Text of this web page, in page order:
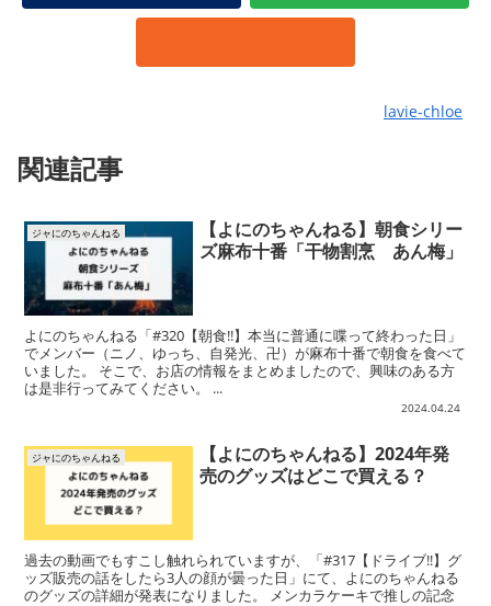
lavie-chloe
関連記事
ジャにのちゃんねる
【よにのちゃんねる】朝食シリー
ズ麻布十番「干物割烹 あん梅」
よにのちゃんねる「#320【朝食!!】本当に普通に喋って終わった日」
でメンバー（ニノ、ゆっち、自発光、卍）が麻布十番で朝食を食べて
いました。 そこで、お店の情報をまとめましたので、興味のある方
は是非行ってみてください。 ...
2024.04.24
ジャにのちゃんねる
【よにのちゃんねる】2024年発
売のグッズはどこで買える？
過去の動画でもすこし触れられていますが、「#317【ドライブ!!】グ
ッズ販売の話をしたら3人の顔が曇った日」にて、よにのちゃんねる
のグッズの詳細が発表になりました。 メンカラケーキで推しの記念